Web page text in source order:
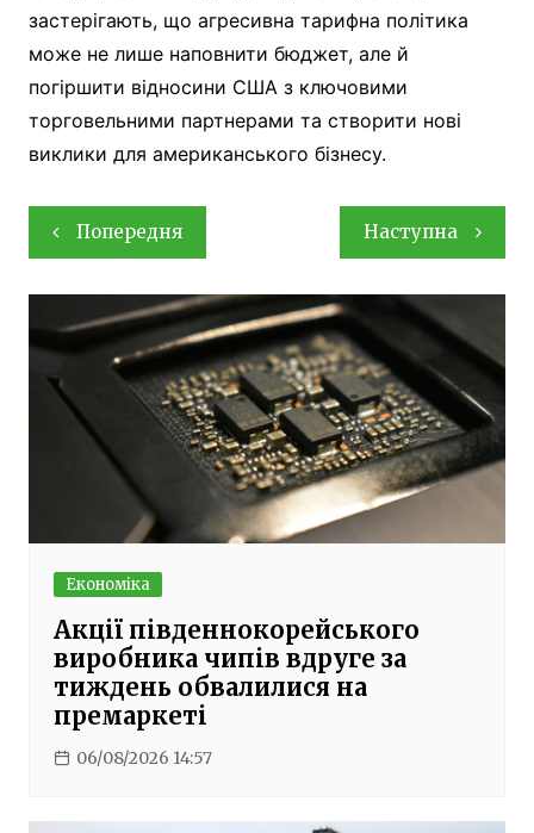
застерігають, що агресивна тарифна політика
може не лише наповнити бюджет, але й
погіршити відносини США з ключовими
торговельними партнерами та створити нові
виклики для американського бізнесу.
Навігація
записів
Попередня Наступна
Економіка
Акції південнокорейського
виробника чипів вдруге за
тиждень обвалилися на
премаркеті
06/08/2026 14:57